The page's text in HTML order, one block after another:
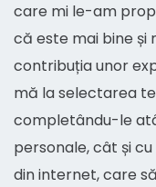
care mi le-am
că este mai bine și
contribuția unor
mă la selectarea
completându-le
personale, cât și
din internet, care